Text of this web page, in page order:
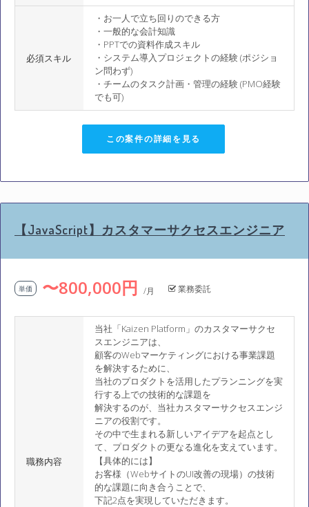
必須スキル
・お一人で立ち回りのできる方
・一般的な会計知識
・PPTでの資料作成スキル
・システム導入プロジェクトの経験 (ポジショ
ン問わず)
・チームのタスク計画・管理の経験 (PMO経験
でも可)
この案件の詳細を見る
【JavaScript】カスタマーサクセスエンジニア
単価 〜800,000円 /月 業務委託
職務内容
当社「Kaizen Platform」のカスタマーサクセ
スエンジニアは、
顧客のWebマーケティングにおける事業課題
を解決するために、
当社のプロダクトを活用したプランニングを実
行する上での技術的な課題を
解決するのが、当社カスタマーサクセスエンジ
ニアの役割です。
その中で生まれる新しいアイデアを起点とし
て、プロダクトの更なる進化を支えています。
【具体的には】
お客様（WebサイトのUI改善の現場）の技術
的な課題に向き合うことで、
下記2点を実現していただきます。